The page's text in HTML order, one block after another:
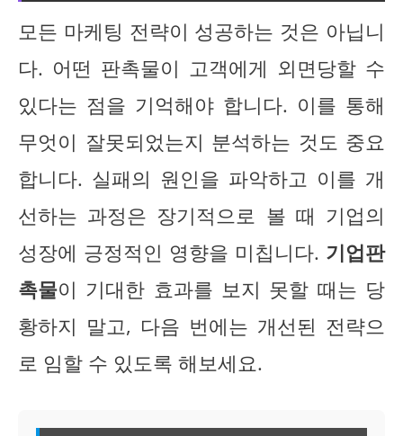
모든 마케팅 전략이 성공하는 것은 아닙니
다. 어떤 판촉물이 고객에게 외면당할 수
있다는 점을 기억해야 합니다. 이를 통해
무엇이 잘못되었는지 분석하는 것도 중요
합니다. 실패의 원인을 파악하고 이를 개
선하는 과정은 장기적으로 볼 때 기업의
성장에 긍정적인 영향을 미칩니다. 기업판
촉물이 기대한 효과를 보지 못할 때는 당
황하지 말고, 다음 번에는 개선된 전략으
로 임할 수 있도록 해보세요.